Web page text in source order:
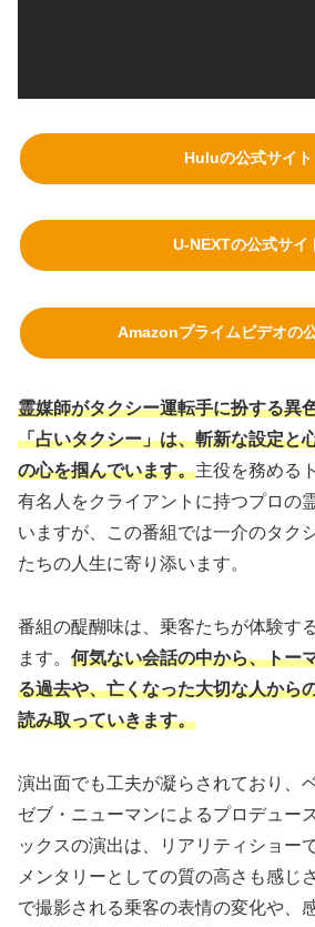
Huluの公式サイト
U-NEXTの公式サイ
Amazonプライムビデオの
霊媒師がタクシー運転手に扮する異
「占いタクシー」は、斬新な設定と
の心を掴んでいます。主役を務める
有名人をクライアントに持つプロの
いますが、この番組では一介のタク
たちの人生に寄り添います。
番組の醍醐味は、乗客たちが体験す
ます。 何気ない会話の中から、トー
る過去や、亡くなった大切な人から
読み取っていきます。
演出面でも工夫が凝らされており、
ゼブ・ニューマンによるプロデュー
ックスの演出は、リアリティショー
メンタリーとしての質の高さも感じ
で撮影される乗客の表情の変化や、